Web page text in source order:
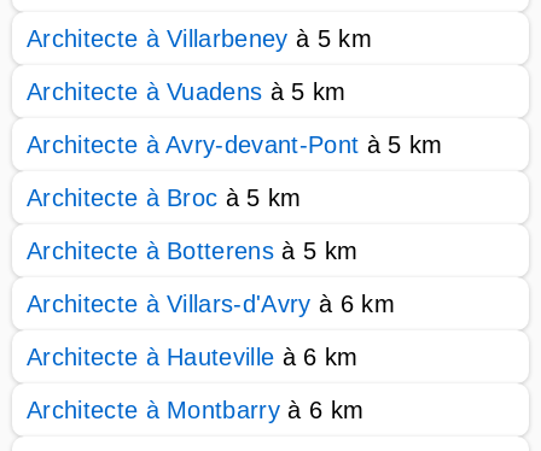
Architecte à Villarbeney à 5 km
Architecte à Vuadens à 5 km
Architecte à Avry-devant-Pont à 5 km
Architecte à Broc à 5 km
Architecte à Botterens à 5 km
Architecte à Villars-d'Avry à 6 km
Architecte à Hauteville à 6 km
Architecte à Montbarry à 6 km